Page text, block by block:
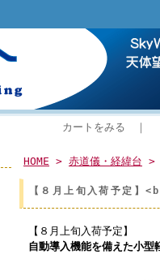
カートをみる ｜
HOME > 赤道儀・経緯台 >
【８月上旬入荷予定
【８月上旬入荷予定】
自動導入機能を備えた小型